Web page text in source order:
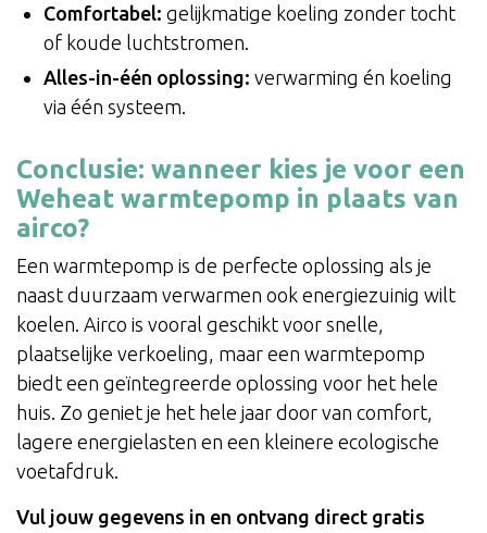
Comfortabel: gelijkmatige koeling zonder tocht
of koude luchtstromen.
Alles-in-één oplossing: verwarming én koeling
via één systeem.
Conclusie: wanneer kies je voor een
Weheat warmtepomp in plaats van
airco?
Een warmtepomp is de perfecte oplossing als je
naast duurzaam verwarmen ook energiezuinig wilt
koelen. Airco is vooral geschikt voor snelle,
plaatselijke verkoeling, maar een warmtepomp
biedt een geïntegreerde oplossing voor het hele
huis. Zo geniet je het hele jaar door van comfort,
lagere energielasten en een kleinere ecologische
voetafdruk.
Vul jouw gegevens in en ontvang direct gratis